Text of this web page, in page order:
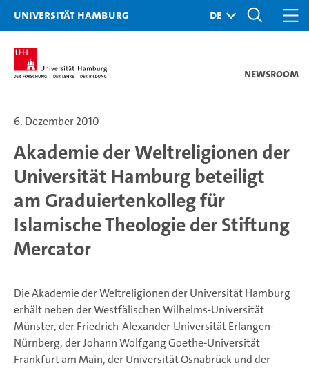
Universität Hamburg
Newsroom
6. Dezember 2010
Akademie der Weltreligionen der
Universität Hamburg beteiligt
am Graduiertenkolleg für
Islamische Theologie der Stiftung
Mercator
Die Akademie der Weltreligionen der Universität Hamburg
erhält neben der Westfälischen Wilhelms-Universität
Münster, der Friedrich-Alexander-Universität Erlangen-
Nürnberg, der Johann Wolfgang Goethe-Universität
Frankfurt am Main, der Universität Osnabrück und der